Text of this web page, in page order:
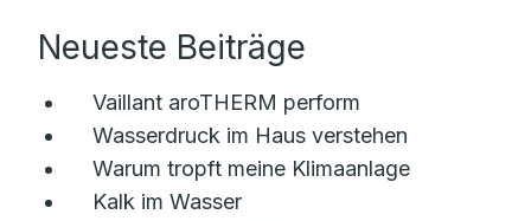
Neueste Beiträge
Vaillant aroTHERM perform
Wasserdruck im Haus verstehen
Warum tropft meine Klimaanlage
Kalk im Wasser